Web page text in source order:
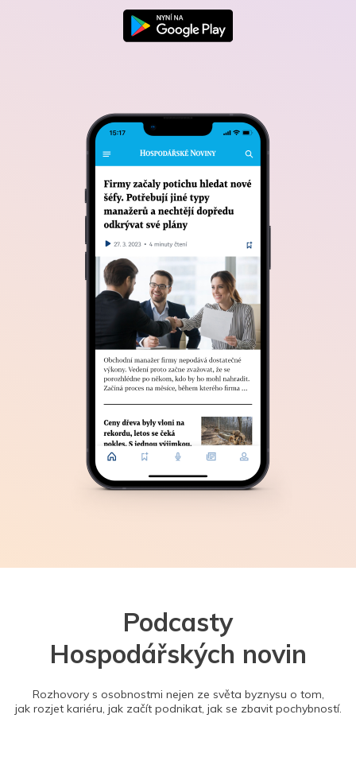
Podcasty
Hospodářských novin
Rozhovory s osobnostmi nejen ze světa byznysu o tom,
jak rozjet kariéru, jak začít podnikat, jak se zbavit pochybností.